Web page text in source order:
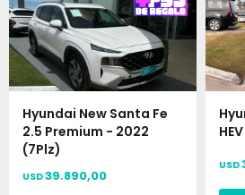
Hyundai New Santa Fe
2.5 Premium - 2022
(7Plz)
USD39.890,00
USD